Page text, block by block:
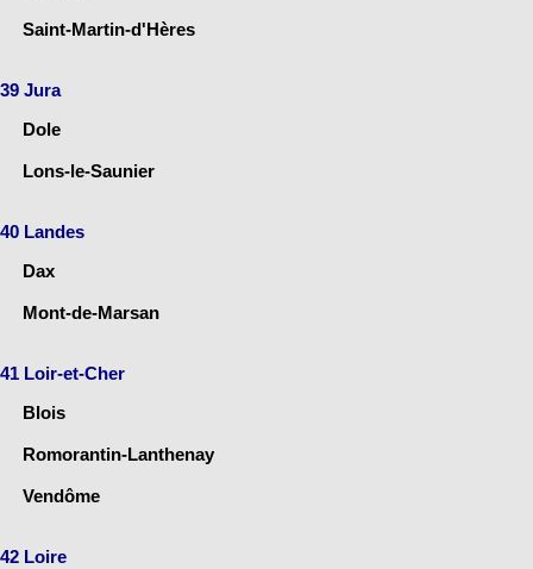
Saint-Martin-d'Hères
39 Jura
Dole
Lons-le-Saunier
40 Landes
Dax
Mont-de-Marsan
41 Loir-et-Cher
Blois
Romorantin-Lanthenay
Vendôme
42 Loire